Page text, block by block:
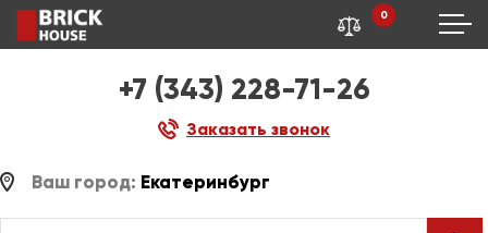
+7 (343) 228-71-26
Заказать звонок
0
Ваш город: Екатеринбург